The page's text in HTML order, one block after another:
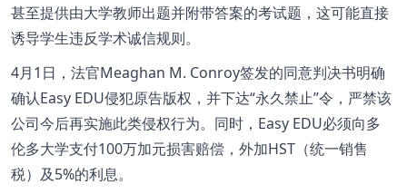
甚至提供由大学教师出题并附带答案的考试题，这可能直接
诱导学生违反学术诚信规则。
4月1日，法官Meaghan M. Conroy签发的同意判决书明确
确认Easy EDU侵犯原告版权，并下达“永久禁止”令，严禁该
公司今后再实施此类侵权行为。同时，Easy EDU必须向多
伦多大学支付100万加元损害赔偿，外加HST（统一销售
税）及5%的利息。